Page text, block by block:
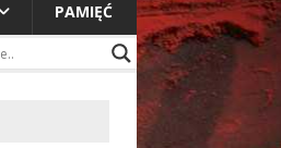
PAMIĘĆ